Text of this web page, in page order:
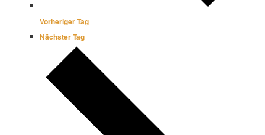
Vorheriger Tag
Nächster Tag